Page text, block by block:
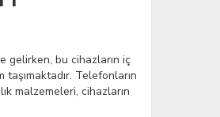
gelirken, bu cihazların iç
Telefonların
malzemeleri, cihazların